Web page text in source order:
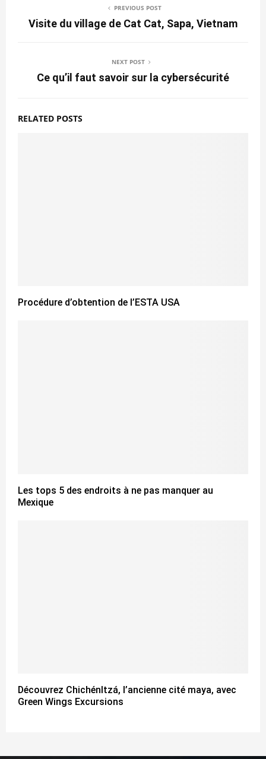
PREVIOUS POST
Visite du village de Cat Cat, Sapa, Vietnam
NEXT POST
Ce qu’il faut savoir sur la cybersécurité
RELATED POSTS
Procédure d’obtention de l’ESTA USA
Les tops 5 des endroits à ne pas manquer au
Mexique
Découvrez ChichénItzá, l’ancienne cité maya, avec
Green Wings Excursions